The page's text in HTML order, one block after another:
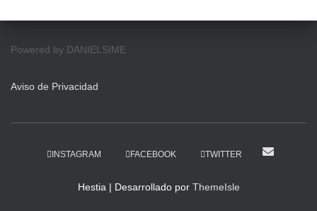
Powered by DANIELSIME
Aviso de Privacidad
INSTAGRAM FACEBOOK TWITTER
Hestia | Desarrollado por ThemeIsle